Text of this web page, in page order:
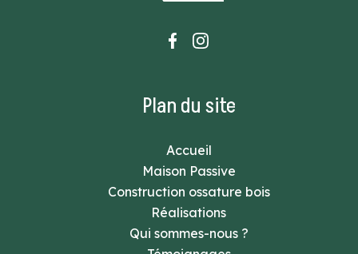
Plan du site
Accueil
Maison Passive
Construction ossature bois
Réalisations
Qui sommes-nous ?